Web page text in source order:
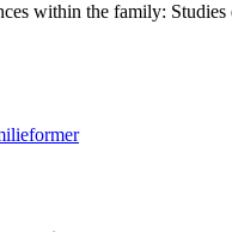
within the family: